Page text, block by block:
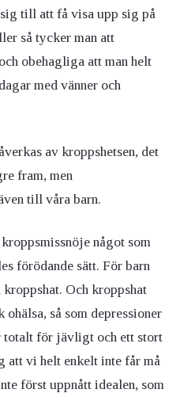
till att få visa upp sig på
så tycker man att
obehagliga att man helt
med vänner och
av kroppshetsen, det
fram, men
till våra barn.
något som
förödande sätt. För barn
Och kroppshat
så som depressioner
totalt för jävligt och ett stort
att vi helt enkelt inte får må
först uppnått idealen, som